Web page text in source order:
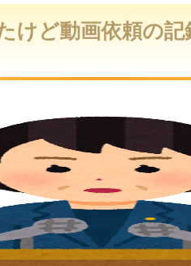
けど動画依頼の